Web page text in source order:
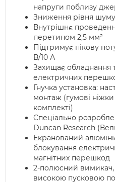
напруги поблизу
Зниження рівня
Внутрішнє
перетином 2,5 мм²
Підтримує пікову
В/10 А
Захищає обладнання
електричних
Гнучка установка:
монтаж (гумові
комплекті)
Спеціально
Duncan Research
Екранований
блокування
магнітних перешкод
2-полюсний вимикач,
високою пусковою